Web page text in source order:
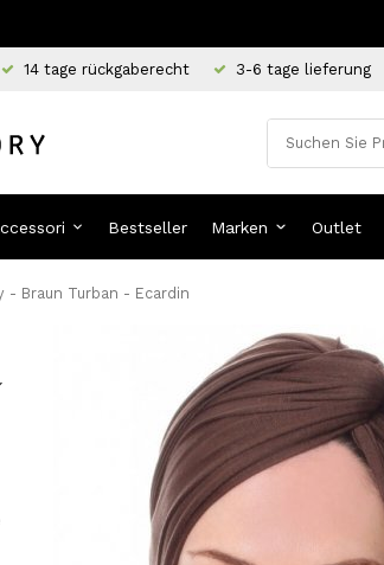
14 tage rückgaberecht 3-6 tage lieferung
Bestseller Marken Outlet
- Braun Turban - Ecardin